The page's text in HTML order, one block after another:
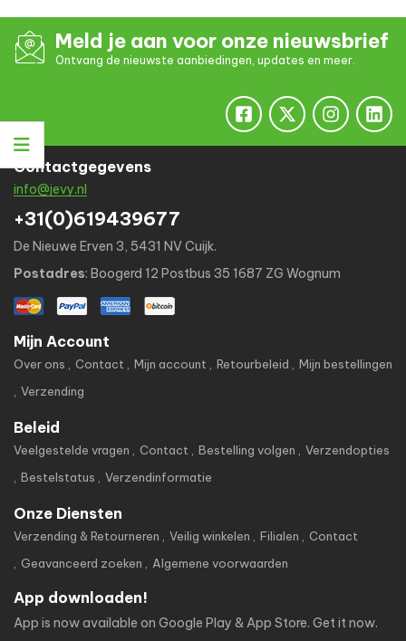
Meld je aan voor onze nieuwsbrief
Ontvang de nieuwste aanbiedingen, updates en meer.
Contactgegevens
info@jevy.nl
+31(0)619439677
De Nieuwe Erven 3, 5431 NV Cuijk.
Postadres: Boogerd 12 Postbus 35 1687 ZG Wognum
Mijn Account
Over ons Contact Mijn account Retourbeleid
Mijn bestellingen
Verzending
Beleid
Veelgestelde vragen Contact Bestelling volgen
Verzendopties
Bestelstatus
Verzendinformatie
Onze Diensten
Verzending & Retourneren Veilig winkelen Filialen
Contact
Geavanceerd zoeken
Algemene voorwaarden
App downloaden!
App is now available on Google Play & App Store. Get it now.